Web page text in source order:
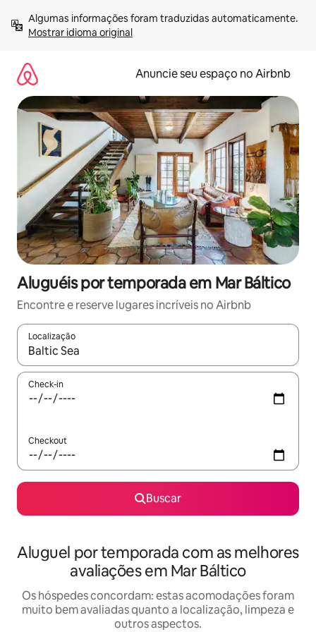
para
Mostrar idioma original
Anuncie seu espaço no Airbnb
Aluguéis por temporada em Mar Báltico
Encontre e reserve lugares incríveis no Airbnb
Localização
Quando os resultados estiverem disponíveis, explore-os
Check-in
Checkout
Buscar
Aluguel por temporada com as melhores
avaliações em Mar Báltico
Os hóspedes concordam: estas acomodações foram
muito bem avaliadas quanto a localização, limpeza e
outros aspectos.